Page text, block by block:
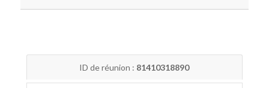
ID de réunion : 81410318890